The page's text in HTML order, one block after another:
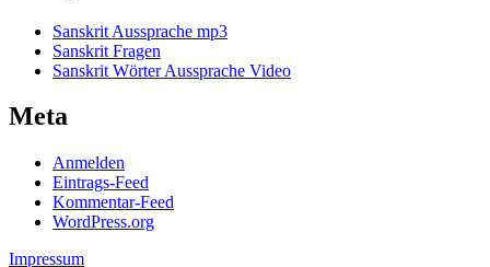
Sanskrit Aussprache mp3
Sanskrit Fragen
Sanskrit Wörter Aussprache Video
Meta
Anmelden
Eintrags-Feed
Kommentar-Feed
WordPress.org
Impressum